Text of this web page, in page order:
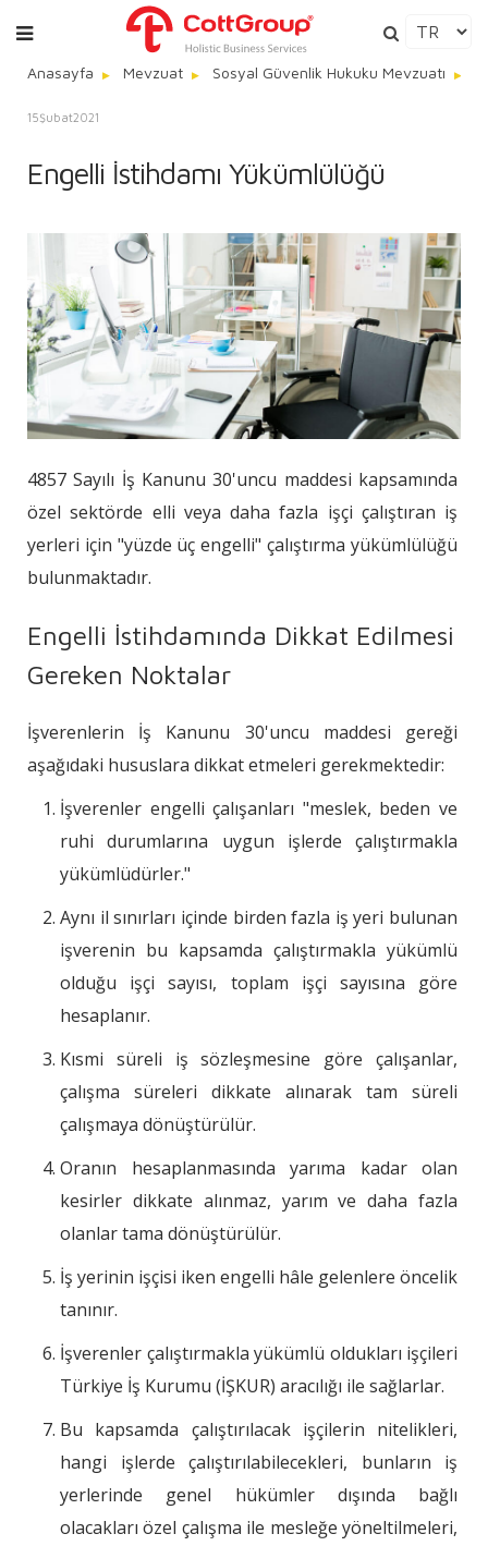
Anasayfa Mevzuat Sosyal Güvenlik Hukuku Mevzuatı
15Şubat2021
Engelli İstihdamı Yükümlülüğü
4857 Sayılı İş Kanunu 30'uncu maddesi kapsamında
özel sektörde elli veya daha fazla işçi çalıştıran iş
yerleri için "yüzde üç engelli" çalıştırma yükümlülüğü
bulunmaktadır.
Engelli İstihdamında Dikkat Edilmesi
Gereken Noktalar
İşverenlerin İş Kanunu 30'uncu maddesi gereği
aşağıdaki hususlara dikkat etmeleri gerekmektedir:
İşverenler engelli çalışanları "meslek, beden ve
ruhi durumlarına uygun işlerde çalıştırmakla
yükümlüdürler."
Aynı il sınırları içinde birden fazla iş yeri bulunan
işverenin bu kapsamda çalıştırmakla yükümlü
olduğu işçi sayısı, toplam işçi sayısına göre
hesaplanır.
Kısmi süreli iş sözleşmesine göre çalışanlar,
çalışma süreleri dikkate alınarak tam süreli
çalışmaya dönüştürülür.
Oranın hesaplanmasında yarıma kadar olan
kesirler dikkate alınmaz, yarım ve daha fazla
olanlar tama dönüştürülür.
İş yerinin işçisi iken engelli hâle gelenlere öncelik
tanınır.
İşverenler çalıştırmakla yükümlü oldukları işçileri
Türkiye İş Kurumu (İŞKUR) aracılığı ile sağlarlar.
Bu kapsamda çalıştırılacak işçilerin nitelikleri,
hangi işlerde çalıştırılabilecekleri, bunların iş
yerlerinde genel hükümler dışında bağlı
olacakları özel çalışma ile mesleğe yöneltilmeleri,